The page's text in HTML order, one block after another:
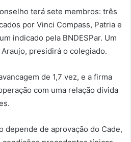
terá sete membros: três
por Vinci Compass, Patria e
indicado pela BNDESPar. Um
presidirá o colegiado.
de 1,7 vez, e a firma
com uma relação dívida
depende de aprovação do Cade,